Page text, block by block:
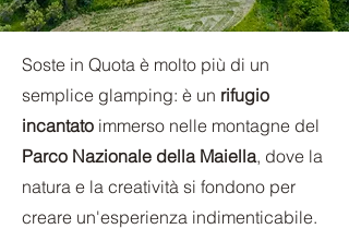
Soste in Quota è molto più di un
semplice glamping: è un rifugio
incantato immerso nelle montagne del
Parco Nazionale della Maiella, dove la
natura e la creatività si fondono per
creare un'esperienza indimenticabile.